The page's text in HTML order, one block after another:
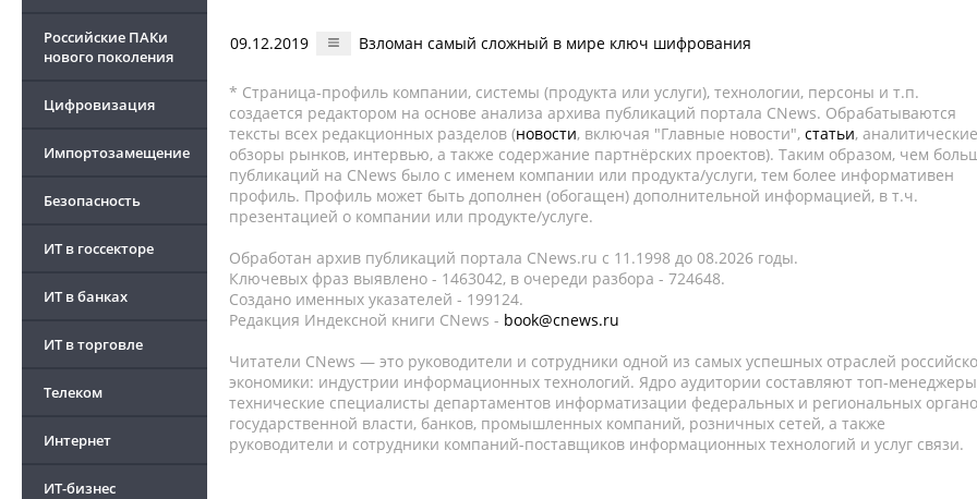
Российские ПАКи
нового поколения
Цифровизация
Импортозамещение
Безопасность
ИТ в госсекторе
ИТ в банках
ИТ в торговле
Телеком
Интернет
ИТ-бизнес
09.12.2019 Взломан самый сложный в мире ключ шифрования
* Страница-профиль компании, системы (продукта или услуги), технологии, персоны и т.п.
создается редактором на основе анализа архива публикаций портала CNews. Обрабатываются
тексты всех редакционных разделов (новости, включая "Главные новости", статьи, аналитические
обзоры рынков, интервью, а также содержание партнёрских проектов). Таким образом, чем
публикаций на CNews было с именем компании или продукта/услуги, тем более информативен
профиль. Профиль может быть дополнен (обогащен) дополнительной информацией, в т.ч.
презентацией о компании или продукте/услуге.
Обработан архив публикаций портала CNews.ru c 11.1998 до 08.2026 годы.
Ключевых фраз выявлено - 1463042, в очереди разбора - 724648.
Создано именных указателей - 199124.
Редакция Индексной книги CNews - book@cnews.ru
Читатели CNews — это руководители и сотрудники одной из самых успешных отраслей
экономики: индустрии информационных технологий. Ядро аудитории составляют топ-
технические специалисты департаментов информатизации федеральных и региональных
государственной власти, банков, промышленных компаний, розничных сетей, а также
руководители и сотрудники компаний-поставщиков информационных технологий и услуг связи.